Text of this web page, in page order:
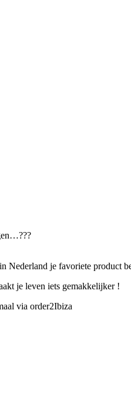
je favoriete product
je leven iets gemakkelijker !
via order2Ibiza